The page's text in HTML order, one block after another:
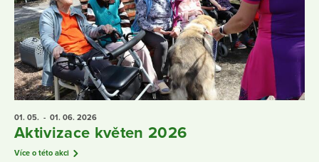
01. 05. - 01. 06. 2026
Aktivizace květen 2026
Více o této akci